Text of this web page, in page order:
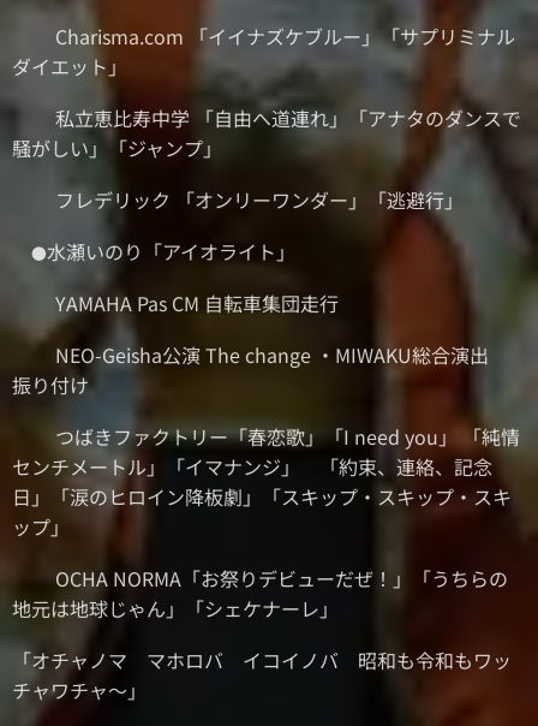
⚫︎Charisma.com 「イイナズケブルー」「サプリミナル
ダイエット」
⚫︎私立恵比寿中学 「自由へ道連れ」「アナタのダンスで
騒がしい」「ジャンプ」
⚫︎フレデリック 「オンリーワンダー」「逃避行」
●水瀬いのり「アイオライト」
⚫︎YAMAHA Pas CM 自転車集団走行
⚫︎NEO-Geisha公演 The change ・MIWAKU総合演出
振り付け
⚫︎つばきファクトリー「春恋歌」「I need you」 「純情
センチメートル」「イマナンジ」 「約束、連絡、記念
日」「涙のヒロイン降板劇」「スキップ・スキップ・スキ
ップ」
⚫︎OCHA NORMA「お祭りデビューだぜ！」「うちらの
地元は地球じゃん」「シェケナーレ」
「オチャノマ マホロバ イコイノバ 昭和も令和もワッ
チャワチャ〜」